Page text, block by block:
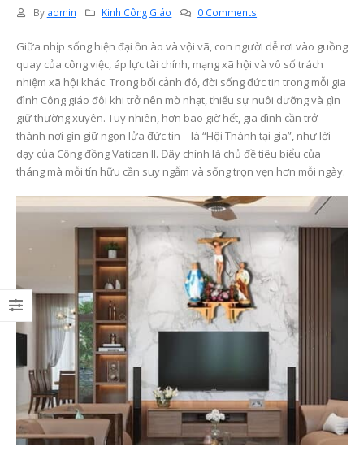
By admin Kinh Công Giáo 0 Comments
Giữa nhịp sống hiện đại ồn ào và vội vã, con người dễ rơi vào guồng
quay của công việc, áp lực tài chính, mạng xã hội và vô số trách
nhiệm xã hội khác. Trong bối cảnh đó, đời sống đức tin trong mỗi gia
đình Công giáo đôi khi trở nên mờ nhạt, thiếu sự nuôi dưỡng và gìn
giữ thường xuyên. Tuy nhiên, hơn bao giờ hết, gia đình cần trở
thành nơi gìn giữ ngọn lửa đức tin – là “Hội Thánh tại gia”, như lời
dạy của Công đồng Vatican II. Đây chính là chủ đề tiêu biểu của
tháng mà mỗi tín hữu cần suy ngẫm và sống trọn vẹn hơn mỗi ngày.
Các Mùa Phụng Vụ Trong
Năm Phụng Vụ Công
Giáo
Bí Tích Thánh Thể –
Nguồn Sống Đức Tin Và
Sức Mạnh Gắn Kết Gia
Đình Công Giáo(P2)
6 Tháng 7, 2026
Bí Tích Thánh Thể –
Nguồn Sống Đức Tin Và
Sức Mạnh Gắn Kết Gia
Đình Công Giáo(P1)
6 Tháng 7, 2026
Mùa Vọng Trong Đời
Sống Người Công Giáo: Ý
Nghĩa, Cách Chuẩn Bị Và
Năm Thánh 2025 và
thông điệp hy vọng –
mở đời sống cầu
giáo
23 Tháng 6, 2026
tôn kính tổ tiên – Sự
gỡ giữa đức tin và đạo
hiếu Việt Nam
23 Tháng 6, 2026
Bàn thờ Công giáo
trong gia đình –
gian thiêng liêng
dưỡng đời sống đức
23 Tháng 6, 2026
Bàn thờ Công giáo gỗ